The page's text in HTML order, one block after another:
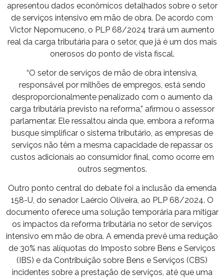
apresentou dados econômicos detalhados sobre o setor
de serviços intensivo em mão de obra. De acordo com
Victor Nepomuceno, o PLP 68/2024 trará um aumento
real da carga tributária para o setor, que já é um dos mais
onerosos do ponto de vista fiscal.
“O setor de serviços de mão de obra intensiva,
responsável por milhões de empregos, está sendo
desproporcionalmente penalizado com o aumento da
carga tributária previsto na reforma,” afirmou o assessor
parlamentar. Ele ressaltou ainda que, embora a reforma
busque simplificar o sistema tributário, as empresas de
serviços não têm a mesma capacidade de repassar os
custos adicionais ao consumidor final, como ocorre em
outros segmentos.
Outro ponto central do debate foi a inclusão da emenda
158-U, do senador Laércio Oliveira, ao PLP 68/2024. O
documento oferece uma solução temporária para mitigar
os impactos da reforma tributária no setor de serviços
intensivo em mão de obra. A emenda prevê uma redução
de 30% nas alíquotas do Imposto sobre Bens e Serviços
(IBS) e da Contribuição sobre Bens e Serviços (CBS)
incidentes sobre a prestação de serviços, até que uma